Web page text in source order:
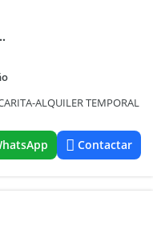
TEMPORAL
ALQUILER TEMPORAL
Contactar